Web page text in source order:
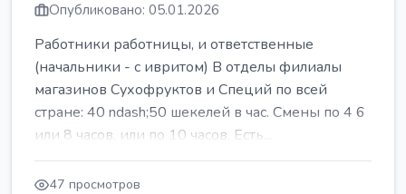
Опубликовано: 05.01.2026
Работники работницы, и ответственные
(начальники - с ивритом) В отделы филиалы
магазинов Сухофруктов и Специй по всей
стране: 40 ndash;50 шекелей в час. Смены по 4 6
или 8 часов, или по 10 часов. Есть...
47 просмотров